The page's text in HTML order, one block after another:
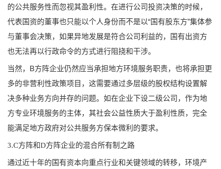
的公共服务性而忽视其盈利性。在进行公司投资决策的时候，
代表国资的董事也只能以个人身份而不是以“国有股东方”集体参
与董事会决策，如果异地发展是符合公司利益的，国有出资方
也无法再以行政命令的方式进行阻挠和干涉。
当然，B方阵企业仍然应当承担地方环境服务职责，也将承担更
多的非营利性政策项目，这需要通过多层级的股权结构设置解
决多种业务方向并存的问题。如在企业下设二级公司，作为地
方专业环境服务的主体，其社会公益性质大于盈利性质，完全
能满足地方政府对公共服务方保本微利的要求。
3.C方阵和D方阵企业的混合所有制之路
通过近十年的国有资本向重点行业和关键领域的转移，环境产